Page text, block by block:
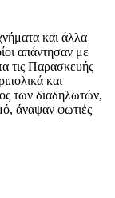
και άλλα
απάντησαν με
τις Παρασκευής
και
των διαδηλωτών,
άναψαν φωτιές